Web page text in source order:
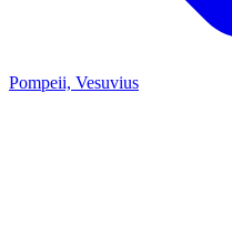
Pompeii, Vesuvius